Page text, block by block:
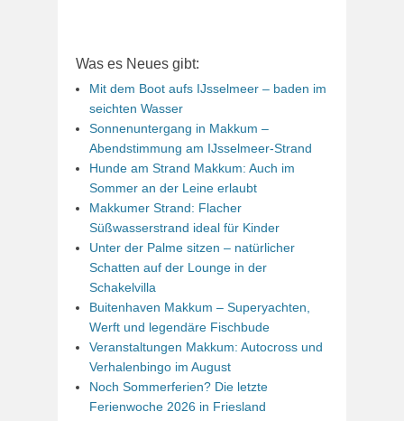
Was es Neues gibt:
Mit dem Boot aufs IJsselmeer – baden im
seichten Wasser
Sonnenuntergang in Makkum –
Abendstimmung am IJsselmeer-Strand
Hunde am Strand Makkum: Auch im
Sommer an der Leine erlaubt
Makkumer Strand: Flacher
Süßwasserstrand ideal für Kinder
Unter der Palme sitzen – natürlicher
Schatten auf der Lounge in der
Schakelvilla
Buitenhaven Makkum – Superyachten,
Werft und legendäre Fischbude
Veranstaltungen Makkum: Autocross und
Verhalenbingo im August
Noch Sommerferien? Die letzte
Ferienwoche 2026 in Friesland